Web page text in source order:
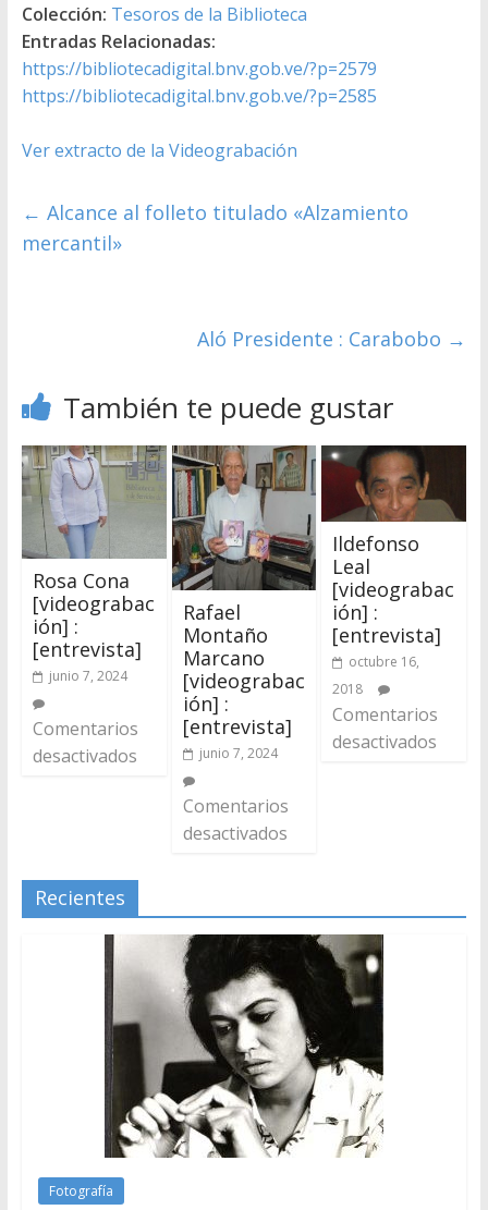
Colección: Tesoros de la Biblioteca
Entradas Relacionadas:
https://bibliotecadigital.bnv.gob.ve/?p=2579
https://bibliotecadigital.bnv.gob.ve/?p=2585
Ver extracto de la Videograbación
← Alcance al folleto titulado «Alzamiento
mercantil»
Aló Presidente : Carabobo →
También te puede gustar
Rosa Cona
[videograbac
ión] :
[entrevista]
junio 7, 2024
Comentarios
desactivados
Rafael
Montaño
Marcano
[videograbac
ión] :
[entrevista]
junio 7, 2024
Comentarios
desactivados
Ildefonso
Leal
[videograbac
ión] :
[entrevista]
octubre 16,
2018
Comentarios
desactivados
Recientes
Fotografía